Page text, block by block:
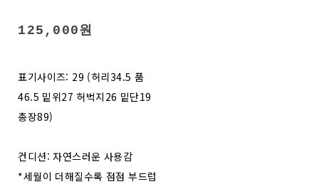
125,000원
표기사이즈: 29 (허리34.5 품
46.5 밑위27 허벅지26 밑단19
총장89)
컨디션: 자연스러운 사용감
*세월이 더해질수록 점점 부드럽